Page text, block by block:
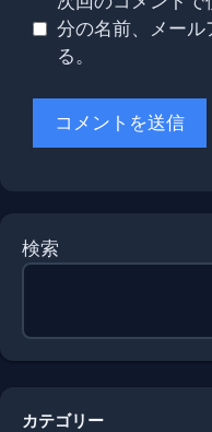
分の名前、メール
る。
検索
カテゴリー